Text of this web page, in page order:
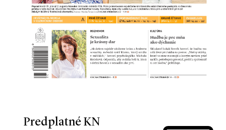
Predplatné KN